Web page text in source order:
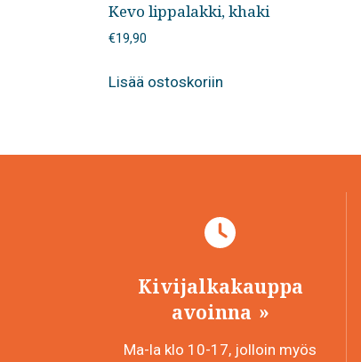
Kevo lippalakki, khaki
€19,90
Lisää ostoskoriin
Kivijalkakauppa
avoinna
Ma-la klo 10-17, jolloin myös